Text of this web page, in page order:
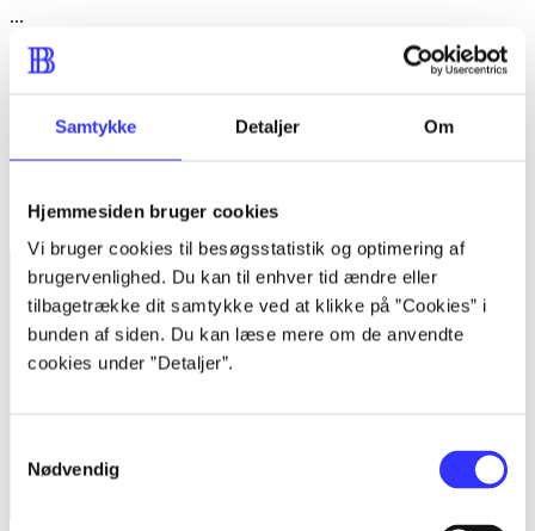
Samtykke Detaljer Om
Hjemmesiden bruger cookies
Vi bruger cookies til besøgsstatistik og optimering af
brugervenlighed. Du kan til enhver tid ændre eller
tilbagetrække dit samtykke ved at klikke på ”Cookies” i
bunden af siden. Du kan læse mere om de anvendte
cookies under ”Detaljer”.
Nødvendig
...
Minder om